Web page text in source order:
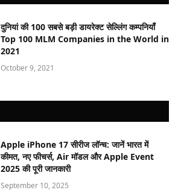
दुनियां की 100 सबसे बड़ी डायरेक्ट सेल्लिंग कम्पनियाँ
Top 100 MLM Companies in the World in
2021
October 9, 2021
Apple iPhone 17 सीरीज लॉन्च: जानें भारत में
कीमत, नए फीचर्स, Air मॉडल और Apple Event
2025 की पूरी जानकारी
September 10, 2025